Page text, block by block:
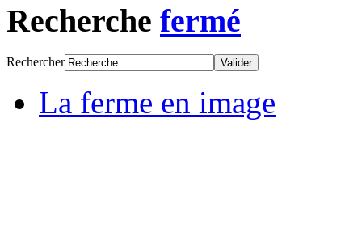
Recherche
Rechercher
La ferme en image